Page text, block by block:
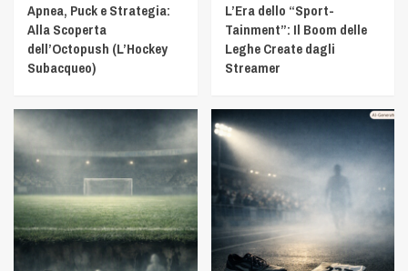
Apnea, Puck e Strategia:
Alla Scoperta
dell’Octopush (L’Hockey
Subacqueo)
L’Era dello “Sport-
Tainment”: Il Boom delle
Leghe Create dagli
Streamer